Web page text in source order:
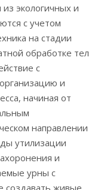
экологичных и
с учетом
на стадии
обработке тел
с
и
начиная от
направлении
утилизации
и
урны с